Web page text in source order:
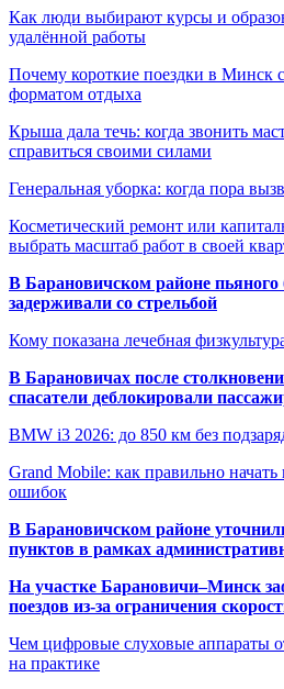
Как люди выбирают курсы и
удалённой работы
Почему короткие поездки в Минск
форматом отдыха
Крыша дала течь: когда звонить
справиться своими силами
Генеральная уборка: когда пора
Косметический ремонт или
выбрать масштаб работ в своей
В Барановичском районе пьяного
задерживали со стрельбой
Кому показана лечебная
В Барановичах после
спасатели деблокировали
BMW i3 2026: до 850 км без
Grand Mobile: как правильно
ошибок
В Барановичском районе
пунктов в рамках
На участке Барановичи–Минск
поездов из-за ограничения
Чем цифровые слуховые аппараты
на практике